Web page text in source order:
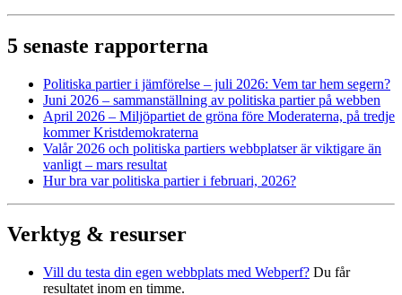
5 senaste rapporterna
Politiska partier i jämförelse – juli 2026: Vem tar hem segern?
Juni 2026 – sammanställning av politiska partier på webben
April 2026 – Miljöpartiet de gröna före Moderaterna, på tredje
kommer Krist­demokraterna
Valår 2026 och politiska partiers webbplatser är viktigare än
vanligt – mars resultat
Hur bra var politiska partier i februari, 2026?
Verktyg & resurser
Vill du testa din egen webbplats med Webperf? Du får
resultatet inom en timme.